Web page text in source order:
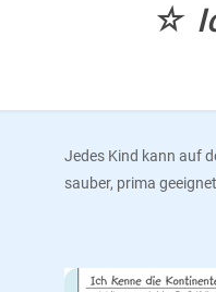
☆
Jedes Kind kann auf
sauber, prima